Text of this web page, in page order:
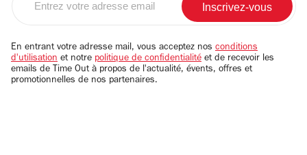
email
En entrant votre adresse mail, vous acceptez nos conditions
d'utilisation et notre politique de confidentialité et de recevoir les
emails de Time Out à propos de l'actualité, évents, offres et
promotionnelles de nos partenaires.